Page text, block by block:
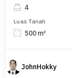
4
Luas Tanah
500 m²
JohnHokky